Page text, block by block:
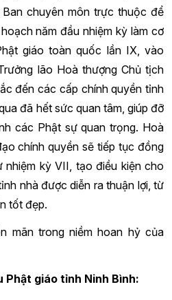
chuyên môn trực thuộc để
năm đầu nhiệm kỳ làm cơ
giáo toàn quốc lần IX, vào
lão Hoà thượng Chủ tịch
đến các cấp chính quyền tỉnh
đã hết sức quan tâm, giúp đỡ
các Phật sự quan trọng. Hoà
chính quyền sẽ tiếp tục đồng
nhiệm kỳ VII, tạo điều kiện cho
nhà được diễn ra thuận lợi, từ
tốt đẹp.
mãn trong niềm hoan hỷ của
Phật giáo tỉnh Ninh Bình: